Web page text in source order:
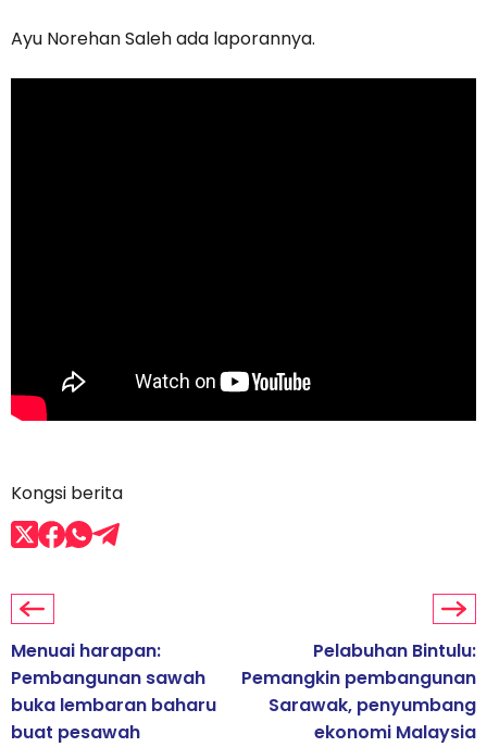
Ayu Norehan Saleh ada laporannya.
Kongsi berita
Menuai harapan:
Pembangunan sawah
buka lembaran baharu
buat pesawah
Pelabuhan Bintulu:
Pemangkin pembangunan
Sarawak, penyumbang
ekonomi Malaysia